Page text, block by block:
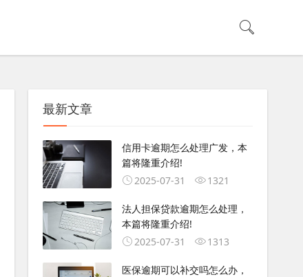
最新文章
信用卡逾期怎么处理广发，本
篇将隆重介绍!
2025-07-31
1321
法人担保贷款逾期怎么处理，
本篇将隆重介绍!
2025-07-31
1313
医保逾期可以补交吗怎么办，